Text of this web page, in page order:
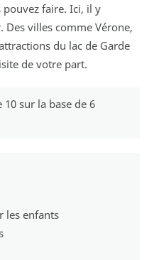
faire. Ici, il y
Des villes comme Vérone,
du lac de Garde
de votre part.
10 sur la base de 6
les enfants